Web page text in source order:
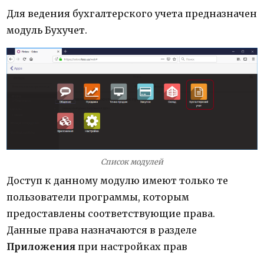
Для ведения бухгалтерского учета предназначен
модуль Бухучет.
Список модулей
Доступ к данному модулю имеют только те
пользователи программы, которым
предоставлены соответствующие права.
Данные права назначаются в разделе
Приложения при настройках прав